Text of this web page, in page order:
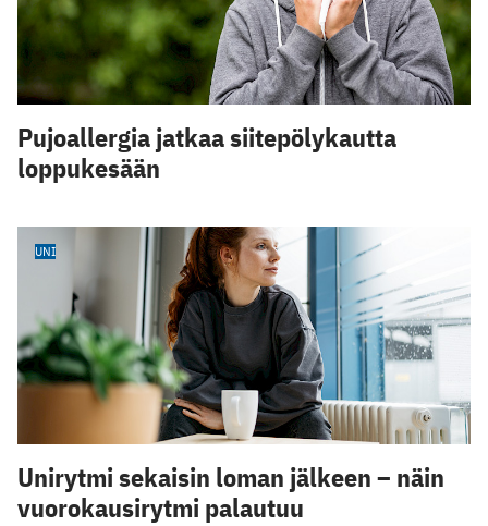
Pujoallergia jatkaa siitepölykautta
loppukesään
UNI
Unirytmi sekaisin loman jälkeen – näin
vuorokausirytmi palautuu